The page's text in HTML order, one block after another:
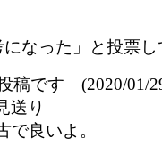
になった」と投票
稿です (2020/01/
送り
で良いよ。